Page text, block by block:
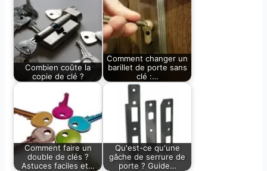
Combien coûte la
copie de clé ?
Comment changer un
barillet de porte sans
clé :…
Comment faire un
double de clés ?
Astuces faciles et…
Qu'est-ce qu'une
gâche de serrure de
porte ? Guide…